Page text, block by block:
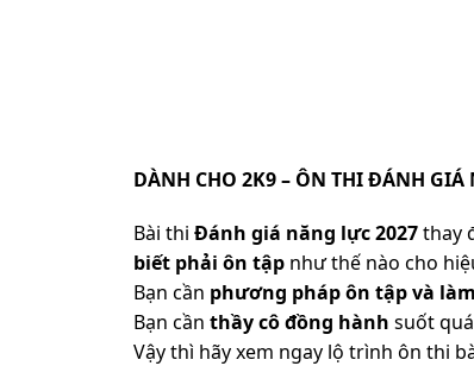
DÀNH CHO 2K9 – ÔN THI ĐÁNH GIÁ
Bài thi Đánh giá năng lực 2027thay
biết phải ôn tập như thế nào cho
Bạn cần phương pháp ôn tập và
Bạn cần thầy cô đồng hành suốt
Vậy thì hãy xem ngay lộ trình ôn thi